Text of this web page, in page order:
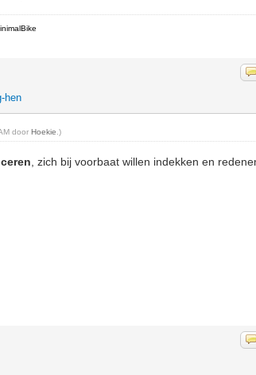
hen
doorHoekie .)
, zich bij voorbaat willen indekken en